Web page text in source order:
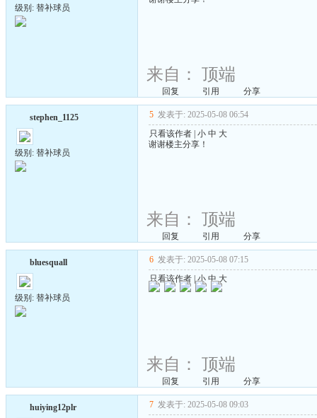
级别: 替补球员
来自： 顶端
回复 引用 分享
stephen_1125
级别: 替补球员
5 发表于: 2025-05-08 06:54
只看该作者 小 中 大
谢谢楼主分享！
来自： 顶端
回复 引用 分享
bluesquall
级别: 替补球员
6 发表于: 2025-05-08 07:15
只看该作者 |小 中 大
来自： 顶端
回复 引用 分享
huiying12plr 7 发表于: 2025-05-08 09:03